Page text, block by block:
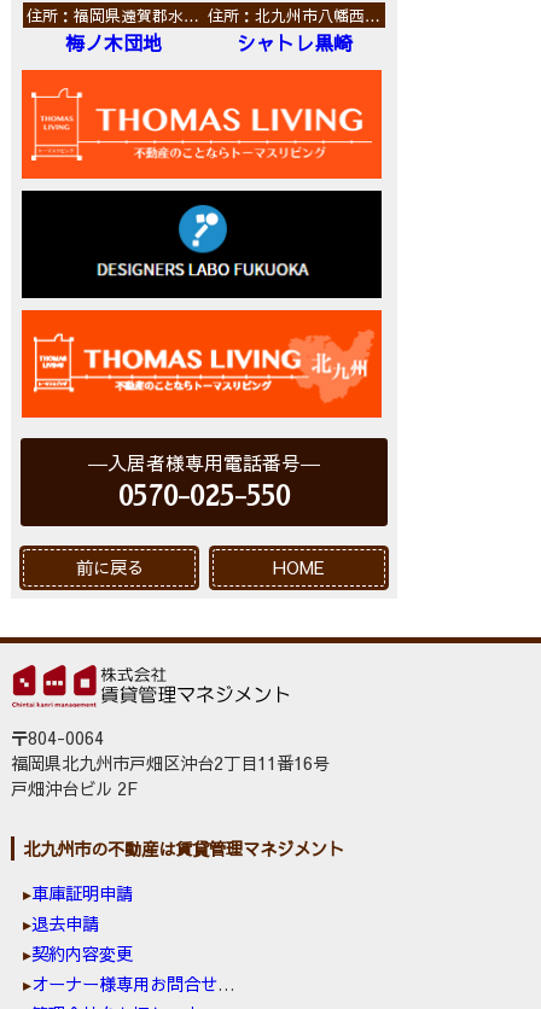
住所：福岡県遠賀郡水…
梅ノ木団地
住所：北九州市八幡西…
シャトレ黒崎
入居者様専用電話番号
0570-025-550
前に戻る HOME
〒804-0064
福岡県北九州市戸畑区沖台2丁目11番16号
戸畑沖台ビル 2F
北九州市の不動産は賃貸管理マネジメント
車庫証明申請
退去申請
契約内容変更
オーナー様専用お問合せ窓口